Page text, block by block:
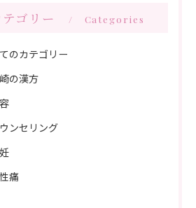
テゴリー Categories
のカテゴリー
の漢方
ンセリング
痛